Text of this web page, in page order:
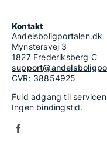
Kontakt
Andelsboligportalen.dk
Mynstersvej 3
1827 Frederiksberg C
CVR: 38854925
Fuld adgang til
Ingen bindingstid.